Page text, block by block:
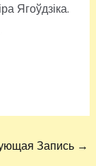
Ягоўдзіка.
Запись →